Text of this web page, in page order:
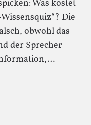
Was kostet
Die
obwohl das
der Sprecher